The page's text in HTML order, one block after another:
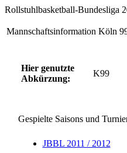
Rollstuhlbasketball-Bundesliga
Mannschaftsinformation Köln
Hier genutzte
Abkürzung:
K99
Gespielte Saisons und
JBBL 2011 / 2012